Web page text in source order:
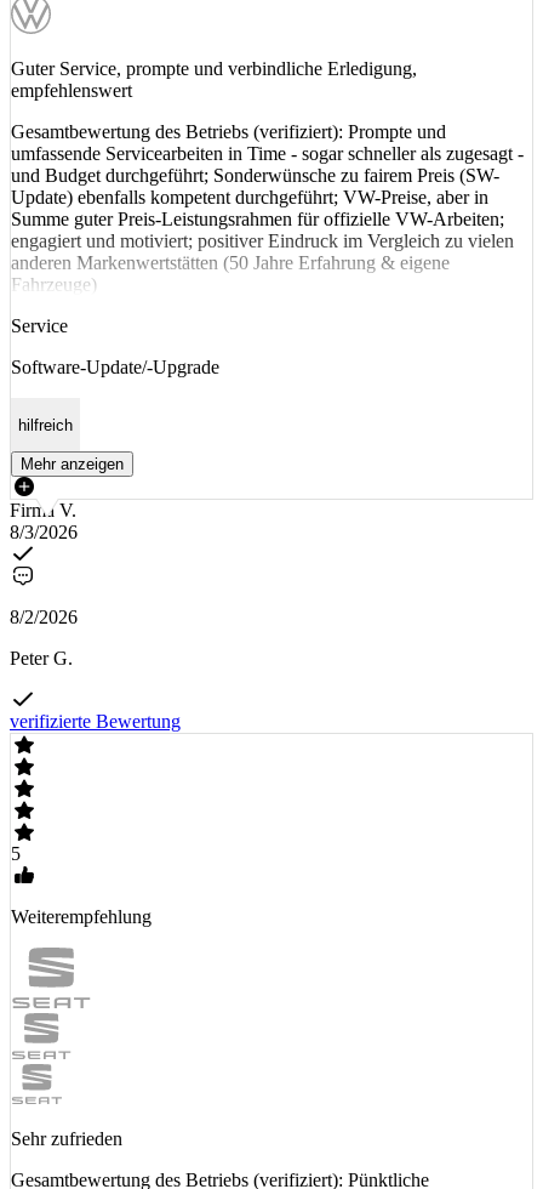
Guter Service, prompte und verbindliche Erledigung,
empfehlenswert
Gesamtbewertung des Betriebs (verifiziert): Prompte und
umfassende Servicearbeiten in Time - sogar schneller als zugesagt -
und Budget durchgeführt; Sonderwünsche zu fairem Preis (SW-
Update) ebenfalls kompetent durchgeführt; VW-Preise, aber in
Summe guter Preis-Leistungsrahmen für offizielle VW-Arbeiten;
engagiert und motiviert; positiver Eindruck im Vergleich zu vielen
anderen Markenwertstätten (50 Jahre Erfahrung & eigene
Fahrzeuge)
Service
Software-Update/-Upgrade
hilfreich
Mehr anzeigen
Firma V.
8/3/2026
8/2/2026
Peter G.
verifizierte Bewertung
5
Weiterempfehlung
Sehr zufrieden
Gesamtbewertung des Betriebs (verifiziert): Pünktliche